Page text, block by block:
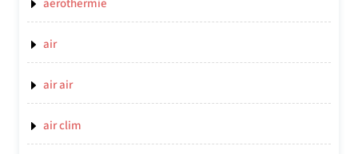
aerothermie
air
air air
air clim